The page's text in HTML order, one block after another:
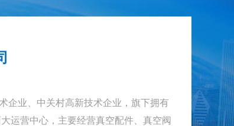
业、中关村高新技术企业，旗下拥有
运营中心，主要经营真空配件、真空阀